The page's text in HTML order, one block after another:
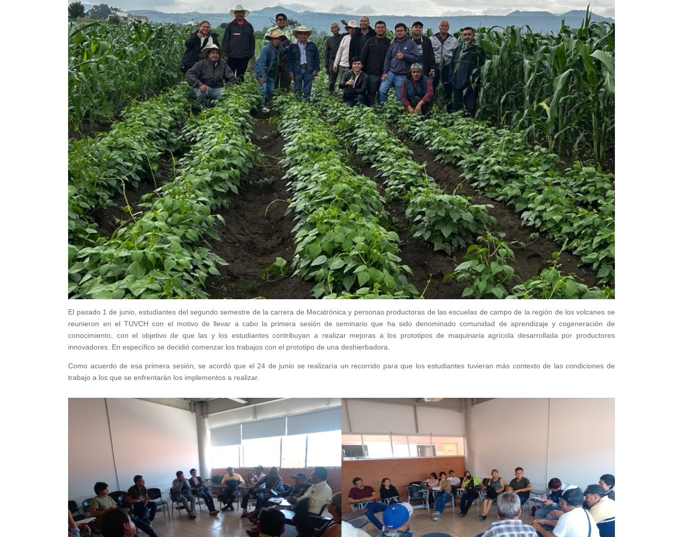
El pasado 1 de junio, estudiantes del segundo semestre de la carrera de Mecatrónica y personas productoras de las escuelas de campo de la región de los volcanes se
reunieron en el TUVCH con el motivo de llevar a cabo la primera sesión de seminario que ha sido denominado comunidad de aprendizaje y cogeneración de
conocimiento, con el objetivo de que las y los estudiantes contribuyan a realizar mejoras a los prototipos de maquinaria agrícola desarrollada por productores
innovadores. En específico se decidió comenzar los trabajos con el prototipo de una deshierbadora.
Como acuerdo de esa primera sesión, se acordó que el 24 de junio se realizaría un recorrido para que los estudiantes tuvieran más contexto de las condiciones de
trabajo a los que se enfrentarán los implementos a realizar.